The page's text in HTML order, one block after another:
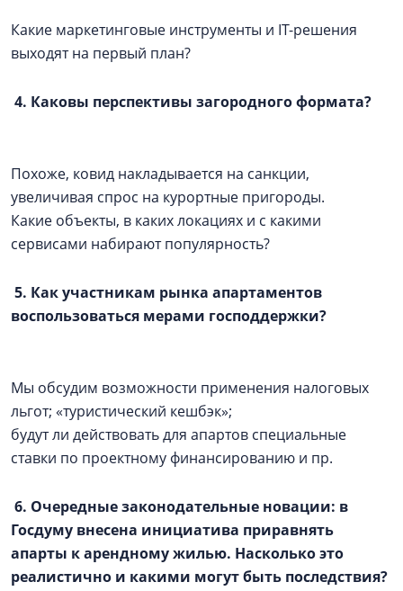
Какие маркетинговые инструменты и IT-решения
выходят на первый план?
4. Каковы перспективы загородного формата?
Похоже, ковид накладывается на санкции,
увеличивая спрос на курортные пригороды.
Какие объекты, в каких локациях и с какими
сервисами набирают популярность?
5. Как участникам рынка апартаментов
воспользоваться мерами господдержки?
Мы обсудим возможности применения налоговых
льгот; «туристический кешбэк»;
будут ли действовать для апартов специальные
ставки по проектному финансированию и пр.
6. Очередные законодательные новации: в
Госдуму внесена инициатива приравнять
апарты к арендному жилью. Насколько это
реалистично и какими могут быть последствия?